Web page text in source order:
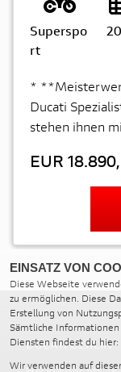
Superspo
rt
*
Ducati
stehen ihnen
EUR
DUCATI BERLIN
EINSATZ VON
Diese Webseite
zu ermöglichen. Diese
Erstellung von
Sämtliche
Diensten findest du hier:
Wir verwenden auf